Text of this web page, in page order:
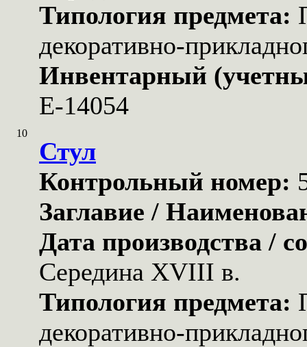
Типология предмета:
декоративно-
Инвентарный
Е-14054
10
Стул
Контрольный номер:
Заглавие /
Дата производства /
Середина XVIII в.
Типология предмета:
декоративно-